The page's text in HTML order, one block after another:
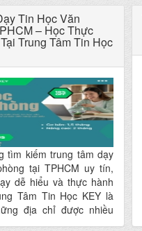
yếu tố vui – an toàn –
trẻ không chỉ học tin
luyện tư duy logic, khả
vấn đề, kỹ năng thuyết
khám phá công nghệ.
Tin Học Văn
– Học Thực
Trung Tâm Tin Học
tìm kiếm trung tâm dạy
tại TPHCM uy tín,
dễ hiểu và thực hành
Tâm Tin Học KEY là
địa chỉ được nhiều
nhất hiện nay. Với